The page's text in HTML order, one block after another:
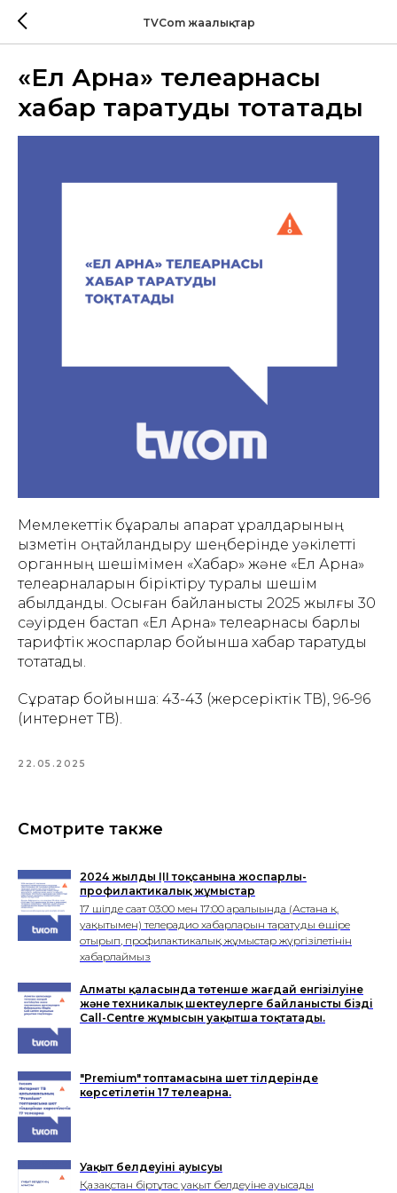
TVCom жаңалықтар
«Ел Арна» телеарнасы
хабар таратуды тоқтатады
Мемлекеттік бұқаралық ақпарат құралдарының
қызметін оңтайландыру шеңберінде уәкілетті
органның шешімімен «Хабар» және «Ел Арна»
телеарналарын біріктіру туралы шешім
қабылданды. Осыған байланысты 2025 жылғы 30
сәуірден бастап «Ел Арна» телеарнасы барлық
тарифтік жоспарлар бойынша хабар таратуды
тоқтатады.
Сұрақтар бойынша: 43-43 (жерсеріктік ТВ), 96-96
(интернет ТВ).
22.05.2025
Смотрите также
2024 жылдың III тоқсанына жоспарлы-
профилактикалық жұмыстар
17 шiлде сағат 03:00 мен 17:00 аралығында (Астана қ.
уақытымен) телерадио хабарларын таратуды өшіре
отырып, профилактикалық жұмыстар жүргізілетінін
хабарлаймыз
Алматы қаласында төтенше жағдай енгізілуіне
және техникалық шектеулерге байланысты біздің
Call-Centre жұмысын уақытша тоқтатады.
"Premium" топтамасына шет тілдерінде
көрсетілетін 17 телеарна.
Уақыт белдеуінің ауысуы
Қазақстан біртұтас уақыт белдеуіне ауысады